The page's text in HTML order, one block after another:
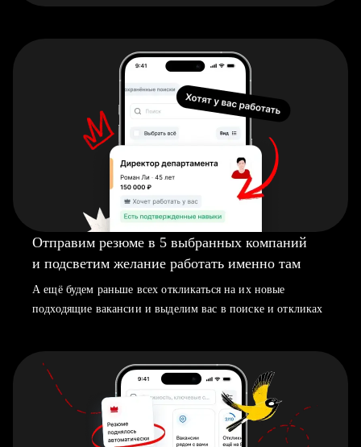
Отправим резюме в 5 выбранных компаний
и подсветим желание работать именно там
А ещё будем раньше всех откликаться на их новые
подходящие вакансии и выделим вас в поиске и откликах